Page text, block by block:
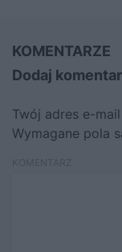
KOMENTARZE
Dodaj
Twój adres e-
Wymagane pola